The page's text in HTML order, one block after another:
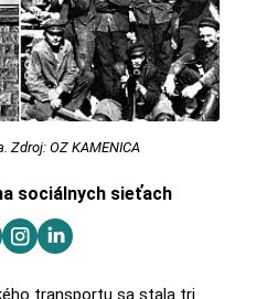
Zdroj: OZ KAMENICA
sociálnych sieťach
transportu sa stala tri